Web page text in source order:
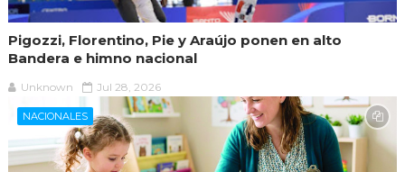
Pigozzi, Florentino, Pie y Araújo ponen en alto
Bandera e himno nacional
Unknown Jul 28, 2026
NACIONALES